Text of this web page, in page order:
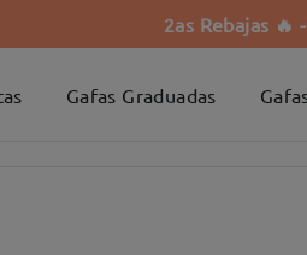
2as Rebajas 🔥
Gafas Graduadas